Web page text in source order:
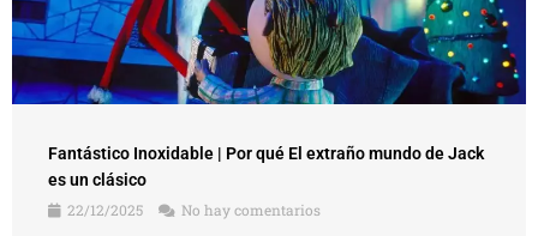
Fantástico Inoxidable | Por qué El extraño mundo de Jack
es un clásico
22/12/2025
No hay comentarios